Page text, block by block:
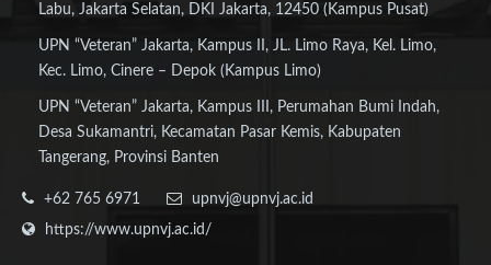
Labu, Jakarta Selatan, DKI Jakarta, 12450 (Kampus Pusat)
UPN “Veteran” Jakarta, Kampus II, JL. Limo Raya, Kel. Limo,
Kec. Limo, Cinere – Depok (Kampus Limo)
UPN “Veteran” Jakarta, Kampus III, Perumahan Bumi Indah,
Desa Sukamantri, Kecamatan Pasar Kemis, Kabupaten
Tangerang, Provinsi Banten
+62 765 6971
upnvj@upnvj.ac.id
https://www.upnvj.ac.id/